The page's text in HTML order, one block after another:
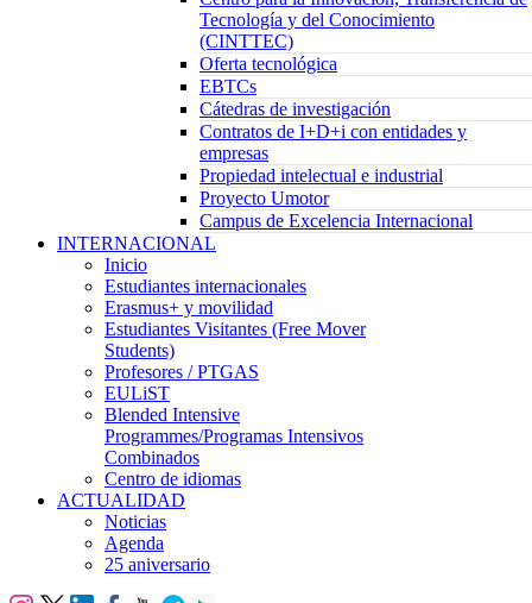
Tecnología y del Conocimiento
(CINTTEC)
Oferta tecnológica
EBTCs
Cátedras de investigación
Contratos de I+D+i con entidades y
empresas
Propiedad intelectual e industrial
Proyecto Umotor
Campus de Excelencia Internacional
INTERNACIONAL
Inicio
Estudiantes internacionales
Erasmus+ y movilidad
Estudiantes Visitantes (Free Mover
Students)
Profesores / PTGAS
EULiST
Blended Intensive
Programmes/Programas Intensivos
Combinados
Centro de idiomas
ACTUALIDAD
Noticias
Agenda
25 aniversario